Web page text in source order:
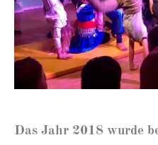
Das Jahr 2018 wurde